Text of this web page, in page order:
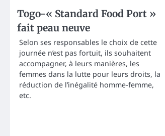
Togo-« Standard Food Port »
fait peau neuve
Selon ses responsables le choix de cette
journée n’est pas fortuit, ils souhaitent
accompagner, à leurs manières, les
femmes dans la lutte pour leurs droits, la
réduction de l’inégalité homme-femme,
etc.